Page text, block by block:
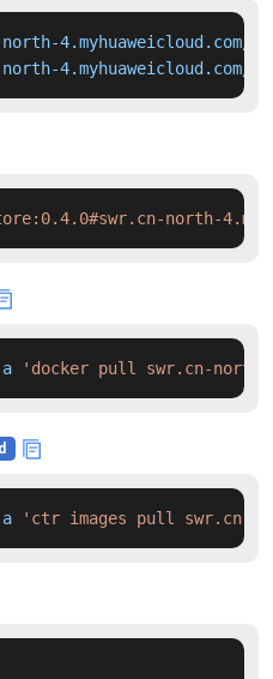
4.myhuaweicloud.com/
north-
'docker pull swr.cn-north-
'ctr images pull swr.cn-